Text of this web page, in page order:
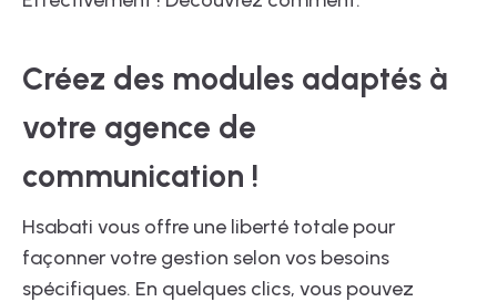
Créez des modules adaptés à
votre agence de
communication !
Hsabati vous offre une liberté totale pour
façonner votre gestion selon vos besoins
spécifiques. En quelques clics, vous pouvez